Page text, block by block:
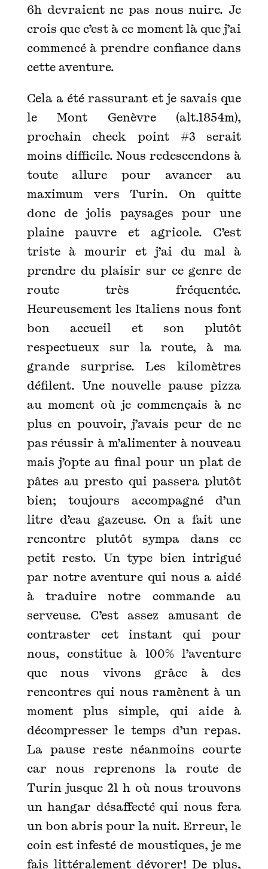
6h devraient ne pas nous nuire. Je
crois que c’est à ce moment là que j’ai
commencé à prendre confiance dans
cette aventure.
Cela a été rassurant et je savais que
le Mont Genèvre (alt.1854m),
prochain check point #3 serait
moins difficile. Nous redescendons à
toute allure pour avancer au
maximum vers Turin. On quitte
donc de jolis paysages pour une
plaine pauvre et agricole. C’est
triste à mourir et j’ai du mal à
prendre du plaisir sur ce genre de
route très fréquentée.
Heureusement les Italiens nous font
bon accueil et son plutôt
respectueux sur la route, à ma
grande surprise. Les kilomètres
défilent. Une nouvelle pause pizza
au moment où je commençais à ne
plus en pouvoir, j’avais peur de ne
pas réussir à m’alimenter à nouveau
mais j’opte au final pour un plat de
pâtes au presto qui passera plutôt
bien; toujours accompagné d’un
litre d’eau gazeuse. On a fait une
rencontre plutôt sympa dans ce
petit resto. Un type bien intrigué
par notre aventure qui nous a aidé
à traduire notre commande au
serveuse. C’est assez amusant de
contraster cet instant qui pour
nous, constitue à 100% l’aventure
que nous vivons grâce à des
rencontres qui nous ramènent à un
moment plus simple, qui aide à
décompresser le temps d’un repas.
La pause reste néanmoins courte
car nous reprenons la route de
Turin jusque 21 h où nous trouvons
un hangar désaffecté qui nous fera
un bon abris pour la nuit. Erreur, le
coin est infesté de moustiques, je me
fais littéralement dévorer! De plus,